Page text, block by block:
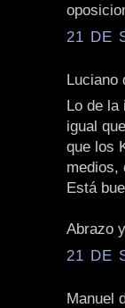
21 DE
Luciano
Lo de la
igual
que los
medios,
Está
Abrazo
21 DE
Manuel